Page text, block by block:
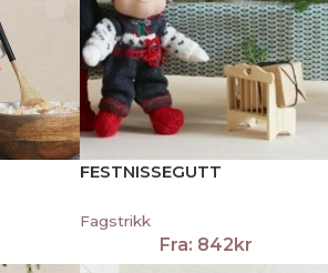
FESTNISSEGUTT
Fagstrikk
Fra: 842kr